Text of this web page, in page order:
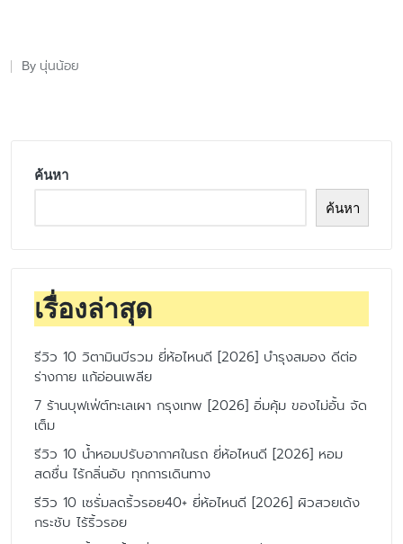
Posted
By นุ่นน้อย
ค้นหา
ค้นหา
เรื่องล่าสุด
รีวิว 10 วิตามินบีรวม ยี่ห้อไหนดี [2026] บำรุงสมอง ดีต่อ
ร่างกาย แก้อ่อนเพลีย
7 ร้านบุฟเฟ่ต์ทะเลเผา กรุงเทพ [2026] อิ่มคุ้ม ของไม่อั้น จัด
เต็ม
รีวิว 10 น้ำหอมปรับอากาศในรถ ยี่ห้อไหนดี [2026] หอม
สดชื่น ไร้กลิ่นอับ ทุกการเดินทาง
รีวิว 10 เซรั่มลดริ้วรอย40+ ยี่ห้อไหนดี [2026] ผิวสวยเด้ง
กระชับ ไร้ริ้วรอย